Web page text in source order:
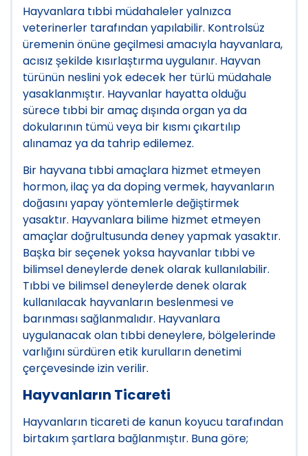
Hayvanlara tıbbi müdahaleler yalnızca
veterinerler tarafından yapılabilir. Kontrolsüz
üremenin önüne geçilmesi amacıyla hayvanlara,
acısız şekilde kısırlaştırma uygulanır. Hayvan
türünün neslini yok edecek her türlü müdahale
yasaklanmıştır. Hayvanlar hayatta olduğu
sürece tıbbi bir amaç dışında organ ya da
dokularının tümü veya bir kısmı çıkartılıp
alınamaz ya da tahrip edilemez.
Bir hayvana tıbbi amaçlara hizmet etmeyen
hormon, ilaç ya da doping vermek, hayvanların
doğasını yapay yöntemlerle değiştirmek
yasaktır. Hayvanlara bilime hizmet etmeyen
amaçlar doğrultusunda deney yapmak yasaktır.
Başka bir seçenek yoksa hayvanlar tıbbi ve
bilimsel deneylerde denek olarak kullanılabilir.
Tıbbi ve bilimsel deneylerde denek olarak
kullanılacak hayvanların beslenmesi ve
barınması sağlanmalıdır. Hayvanlara
uygulanacak olan tıbbi deneylere, bölgelerinde
varlığını sürdüren etik kurulların denetimi
çerçevesinde izin verilir.
Hayvanların Ticareti
Hayvanların ticareti de kanun koyucu tarafından
birtakım şartlara bağlanmıştır. Buna göre;